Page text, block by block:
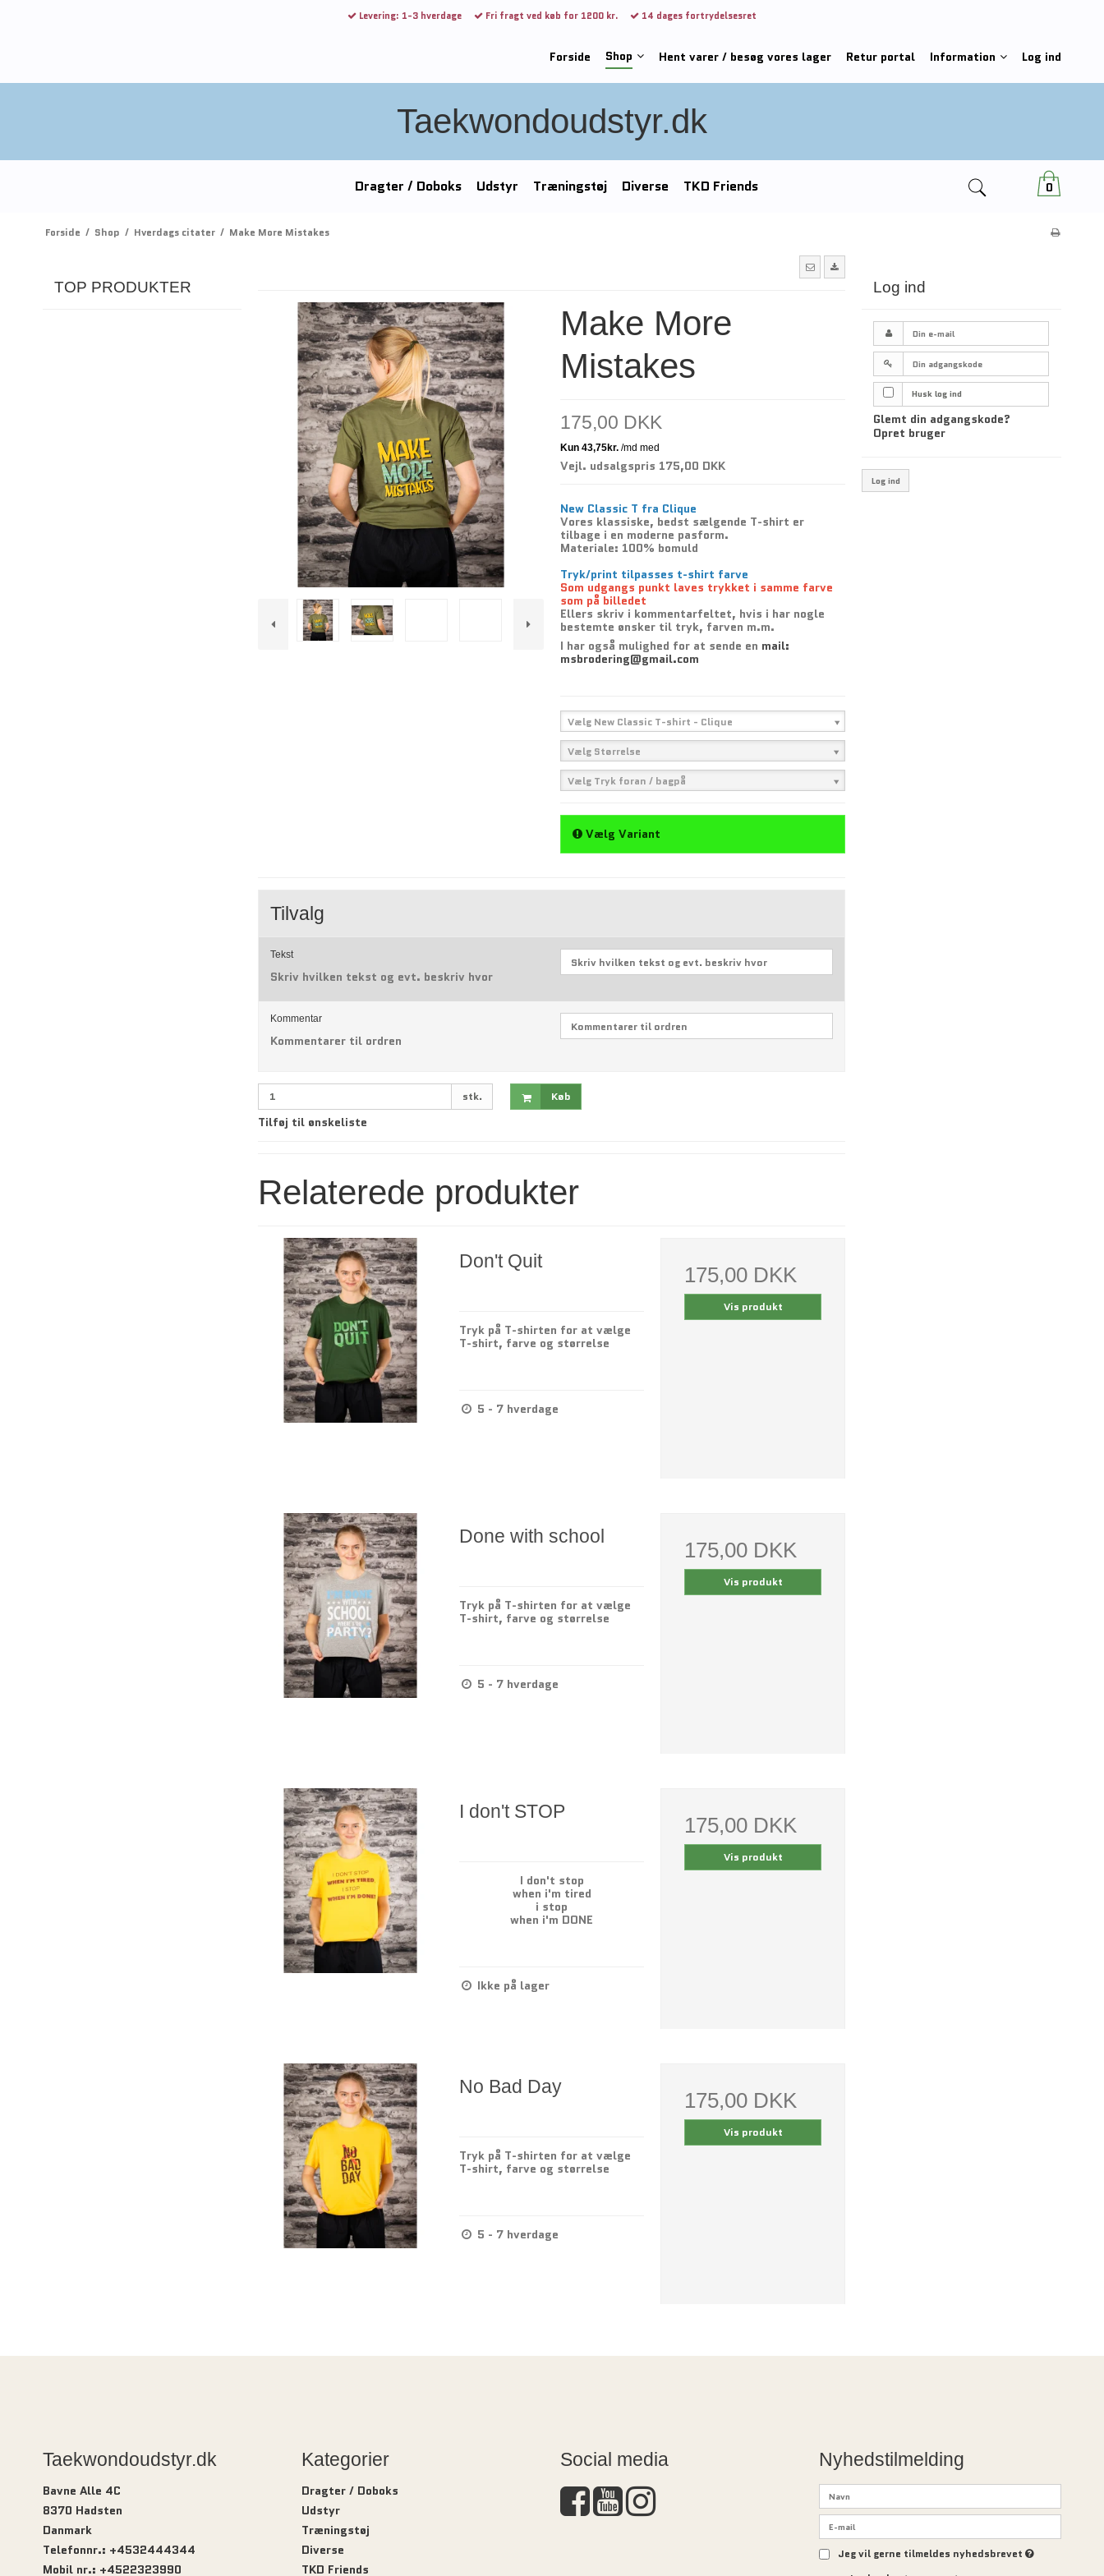
Levering: 1-3 hverdage Fri fragt ved køb for 1200 kr. 14 dages fortrydelsesret
Forside Shop Hent varer / besøg vores lager Retur portal Information Log ind
Taekwondoudstyr.dk
0
Dragter / Doboks Udstyr Træningstøj Diverse TKD Friends
Forside / Shop / Hverdags citater / Make More Mistakes
TOP PRODUKTER
Make More
Mistakes
175,00 DKK
Vejl. udsalgspris 175,00 DKK
New Classic T fra Clique
Vores klassiske, bedst sælgende T-shirt er
tilbage i en moderne pasform.
Materiale: 100% bomuld
Tryk/print tilpasses t-shirt farve
Som udgangs punkt laves trykket i samme farve
som på billedet
Ellers skriv i kommentarfeltet, hvis i har nogle
bestemte ønsker til tryk, farven m.m.
I har også mulighed for at sende en mail:
msbrodering@gmail.com
Vælg New Classic T-shirt - Clique
Vælg Størrelse
Vælg Tryk foran / bagpå
Vælg Variant
Tilvalg
Tekst
Skriv hvilken tekst og evt. beskriv hvor
Kommentar
Kommentarer til ordren
stk. Køb
Tilføj til ønskeliste
Relaterede produkter
Don't Quit
Tryk på T-shirten for at vælge
T-shirt, farve og størrelse
5 - 7 hverdage
175,00 DKK
Vis produkt
Done with school
Tryk på T-shirten for at vælge
T-shirt, farve og størrelse
5 - 7 hverdage
175,00 DKK
Vis produkt
I don't STOP
I don't stop
when i'm tired
i stop
when i'm DONE
Ikke på lager
175,00 DKK
Vis produkt
No Bad Day
Tryk på T-shirten for at vælge
T-shirt, farve og størrelse
5 - 7 hverdage
175,00 DKK
Vis produkt
Log ind
Husk log ind
Glemt din adgangskode?
Opret bruger
Log ind
Taekwondoudstyr.dk
Bavne Alle 4C
8370 Hadsten
Danmark
Telefonnr.: +4532444344
Mobil nr.: +4522323990
Kategorier
Dragter / Doboks
Udstyr
Træningstøj
Diverse
TKD Friends
Social media Nyhedstilmelding
Jeg vil gerne tilmeldes nyhedsbrevet